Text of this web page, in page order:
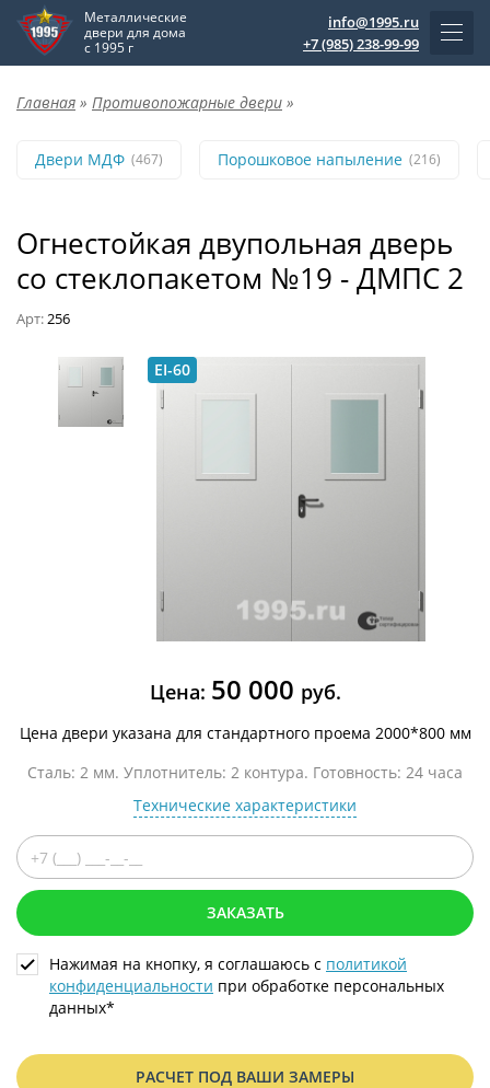
Металлические
двери для дома
с 1995 г
info@1995.ru
+7 (985) 238-99-99
Главная » Противопожарные двери »
Двери МДФ (467) Порошковое напыление (216)
Огнестойкая двупольная дверь
со стеклопакетом №19 - ДМПС 2
Арт:256
EI-60
Цена: 50 000 руб.
Цена двери указана для стандартного проема 2000*800 мм
Сталь: 2 мм. Уплотнитель: 2 контура. Готовность: 24 часа
Технические характеристики
ЗАКАЗАТЬ
Нажимая на кнопку, я соглашаюсь с политикой
конфиденциальности при обработке персональных
данных*
РАСЧЕТ ПОД ВАШИ ЗАМЕРЫ